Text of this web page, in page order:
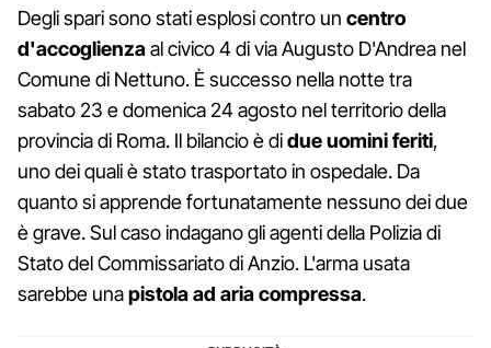
Degli spari sono stati esplosi contro un centro
d'accoglienzaal civico 4 di via Augusto D'Andrea nel
Comune di Nettuno. È successo nella notte tra
sabato 23 e domenica 24 agosto nel territorio della
provincia di Roma. Il bilancio è didue uomini feriti,
uno dei quali è stato trasportato in ospedale. Da
quanto si apprende fortunatamente nessuno dei due
è grave. Sul caso indagano gli agenti della Polizia di
Stato del Commissariato di Anzio. L'arma usata
sarebbe unapistola ad aria compressa.